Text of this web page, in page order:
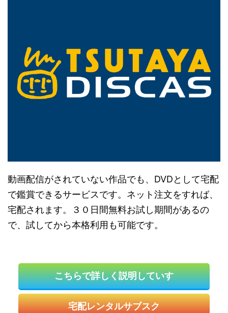
動画配信がされていない作品でも、DVDとして宅配
で鑑賞できるサービスです。ネット注文をすれば、
宅配されます。３０日間無料お試し期間があるの
で、試してから本格利用も可能です。
こちらで詳しく説明していす
宅配レンタルサブスク